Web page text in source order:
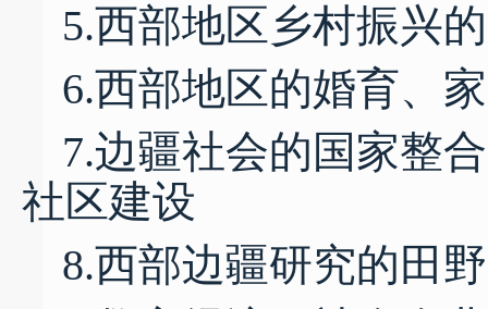
5.西部地区乡村振兴
6.西部地区的婚育、
7.边疆社会的国家整
社区建设
8.西部边疆研究的田